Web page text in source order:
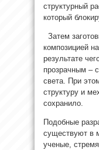
структурный
который
Затем
композицией
результате
прозрачным –
света. При
структуру и
сохранило.
Подобные
существуют в
ученые,